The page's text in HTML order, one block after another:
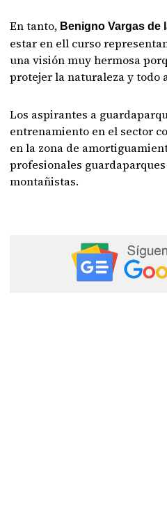
En tanto, Benigno Vargas de
estar en ell curso
una visión muy hermosa
protejer la naturaleza y todo
Los aspirantes a
entrenamiento en el sector
en la zona de
profesionales
montañistas.